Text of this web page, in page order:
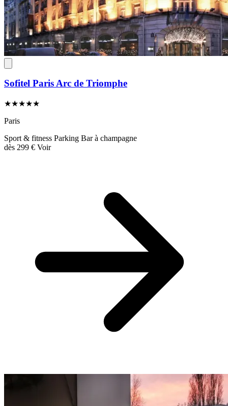
Sofitel Paris Arc de Triomphe
★★★★★
Paris
Sport & fitness Parking Bar à champagne
dès 299 € Voir